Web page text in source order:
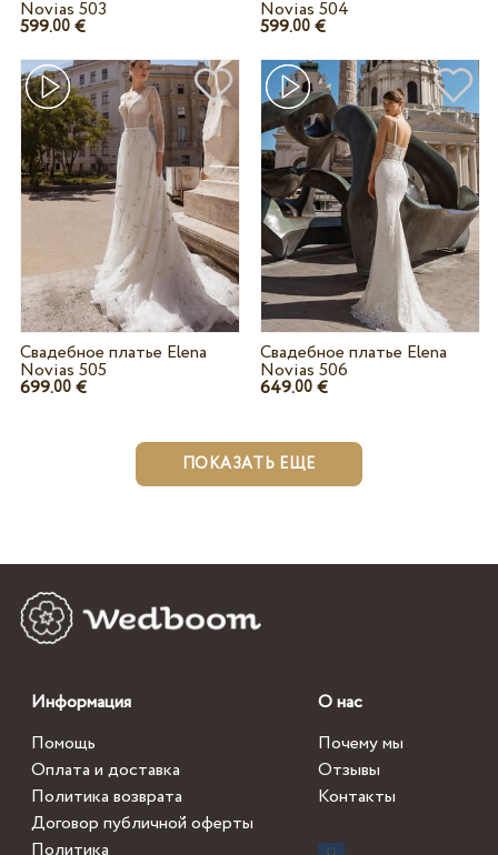
Novias 503
599.00€
Novias 504
599.00 €
Свадебное платье Elena
Novias 505
699.00€
Свадебное платье Elena
Novias 506
649.00 €
ПОКАЗАТЬ ЕЩЕ
Информация
Помощь
Оплата и доставка
Политика возврата
Договор публичной оферты
О нас
Почему мы
Отзывы
Контакты